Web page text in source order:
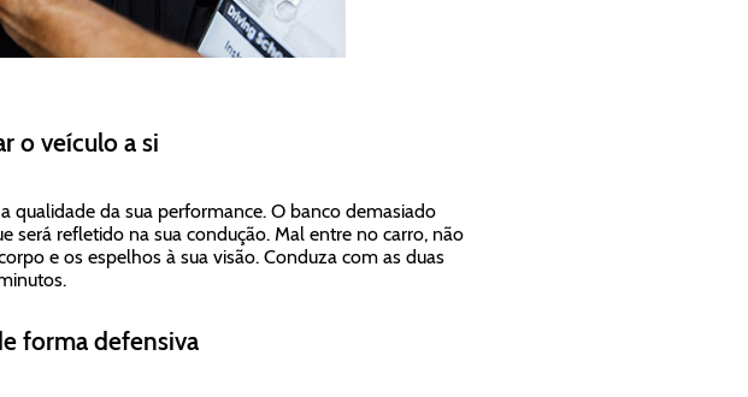
o veículo a si
qualidade da sua performance. O banco demasiado
será refletido na sua condução. Mal entre no carro, não
e os espelhos à sua visão. Conduza com as duas
forma defensiva